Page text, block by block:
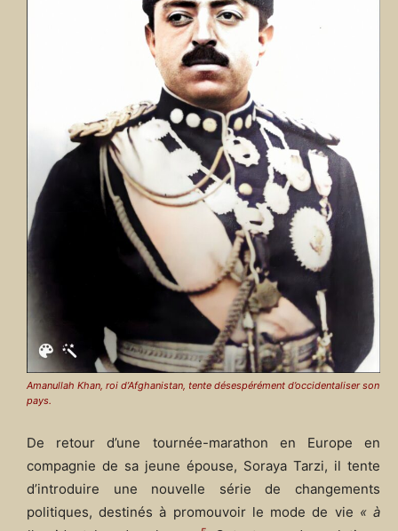
Amanullah Khan, roi d’Afghanistan, tente désespérément d’occidentaliser son
pays.
De retour d’une tournée-marathon en Europe en
compagnie de sa jeune épouse, Soraya Tarzi, il tente
d’introduire une nouvelle série de changements
politiques, destinés à promouvoir le mode de vie « à